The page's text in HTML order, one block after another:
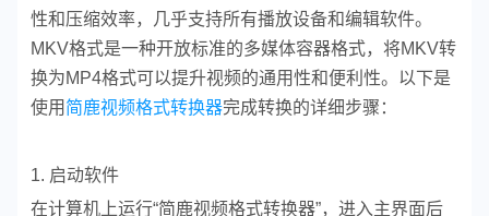
性和压缩效率，几乎支持所有播放设备和编辑软件。‌
MKV格式‌是一种开放标准的多媒体容器格式，将MKV转
换为MP4格式可以提升视频的通用性和便利性。以下是
使用 简鹿视频格式转换器完成转换的详细步骤：
1. 启动软件
在计算机上运行“简鹿视频格式转换器”，进入主界面后